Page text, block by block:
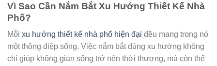
Vì Sao Cần Nắm Bắt Xu Hướng Thiết Kế Nhà
Phố?
Mỗi xu hướng thiết kế nhà phố hiện đại đều mang trong nó
một thông điệp sống. Việc nắm bắt đúng xu hướng không
chỉ giúp không gian sống trở nên thời thượng, mà còn thể